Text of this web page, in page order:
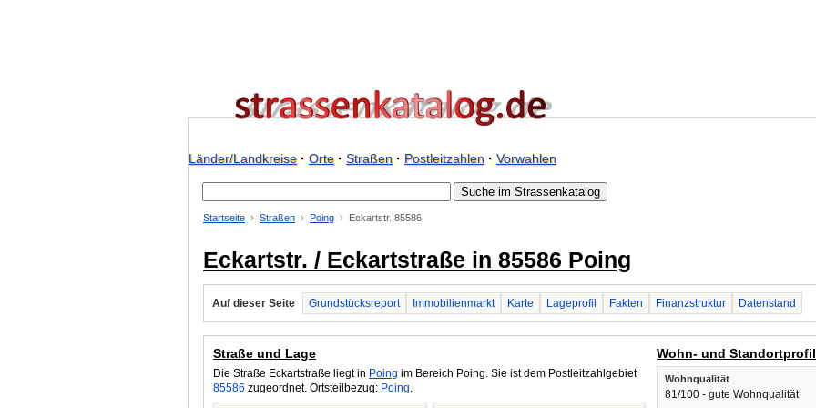
Länder/Landkreise· Orte· Straßen· Postleitzahlen· Vorwahlen
Startseite Straßen Poing Eckartstr. 85586
Eckartstr. / Eckartstraße in 85586 Poing
Auf dieser Seite Grundstücksreport Immobilienmarkt Karte Lageprofil Fakten Finanzstruktur Datenstand
Straße und Lage
Die Straße Eckartstraße liegt in Poing im Bereich Poing. Sie ist dem Postleitzahlgebiet
85586 zugeordnet. Ortsteilbezug: Poing.
Wohn- und Standortprofil
Wohnqualität
81/100 - gute Wohnqualität